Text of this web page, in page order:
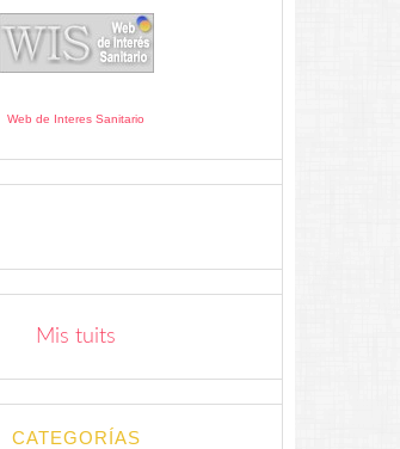
Web de Interes Sanitario
Mis tuits
CATEGORÍAS